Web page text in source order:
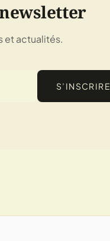
et actualités.
S’INSCRIRE